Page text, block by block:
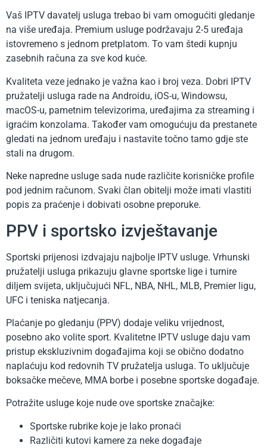
Vaš IPTV davatelj usluga trebao bi vam omogućiti gledanje
na više uređaja. Premium usluge podržavaju 2-5 uređaja
istovremeno s jednom pretplatom. To vam štedi kupnju
zasebnih računa za sve kod kuće.
Kvaliteta veze jednako je važna kao i broj veza. Dobri IPTV
pružatelji usluga rade na Androidu, iOS-u, Windowsu,
macOS-u, pametnim televizorima, uređajima za streaming i
igraćim konzolama. Također vam omogućuju da prestanete
gledati na jednom uređaju i nastavite točno tamo gdje ste
stali na drugom.
Neke napredne usluge sada nude različite korisničke profile
pod jednim računom. Svaki član obitelji može imati vlastiti
popis za praćenje i dobivati ​​osobne preporuke.
PPV i sportsko izvještavanje
Sportski prijenosi izdvajaju najbolje IPTV usluge. Vrhunski
pružatelji usluga prikazuju glavne sportske lige i turnire
diljem svijeta, uključujući NFL, NBA, NHL, MLB, Premier ligu,
UFC i teniska natjecanja.
Plaćanje po gledanju (PPV) dodaje veliku vrijednost,
posebno ako volite sport. Kvalitetne IPTV usluge daju vam
pristup ekskluzivnim događajima koji se obično dodatno
naplaćuju kod redovnih TV pružatelja usluga. To uključuje
boksačke mečeve, MMA borbe i posebne sportske događaje.
Potražite usluge koje nude ove sportske značajke:
Sportske rubrike koje je lako pronaći
Različiti kutovi kamere za neke događaje